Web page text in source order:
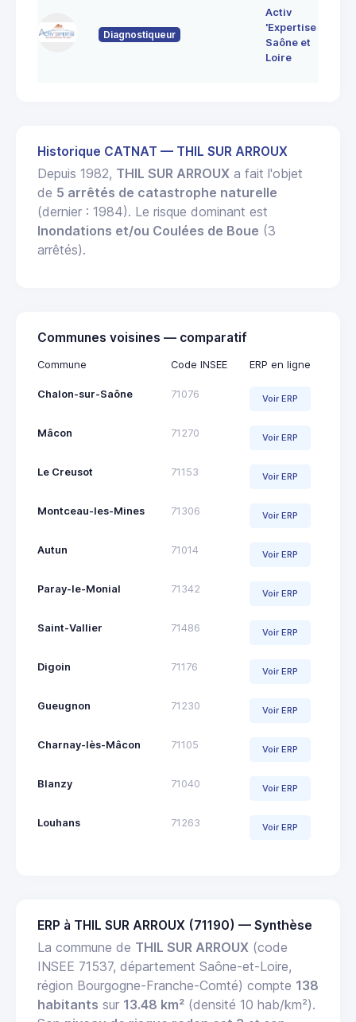
Diagnostiqueur
Activ
'Expertise
Saône et
Loire
Historique CATNAT — THIL SUR ARROUX
Depuis 1982, THIL SUR ARROUX a fait l'objet
de 5 arrêtés de catastrophe naturelle
(dernier : 1984). Le risque dominant est
Inondations et/ou Coulées de Boue (3
arrêtés).
Communes voisines — comparatif
Commune Code INSEE ERP en ligne
Chalon-sur-Saône 71076 Voir ERP
Mâcon 71270 Voir ERP
Le Creusot 71153 Voir ERP
Montceau-les-Mines 71306 Voir ERP
Autun 71014 Voir ERP
Paray-le-Monial 71342 Voir ERP
Saint-Vallier 71486 Voir ERP
Digoin 71176 Voir ERP
Gueugnon 71230 Voir ERP
Charnay-lès-Mâcon 71105 Voir ERP
Blanzy 71040 Voir ERP
Louhans 71263 Voir ERP
ERP à THIL SUR ARROUX (71190) — Synthèse
La commune de THIL SUR ARROUX (code
INSEE 71537, département Saône-et-Loire,
région Bourgogne-Franche-Comté) compte 138
habitants sur 13.48 km² (densité 10 hab/km²).